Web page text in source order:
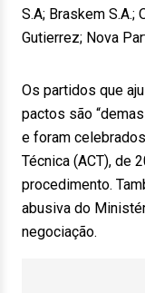
S.A; Braskem S.A.;
Gutierrez; Nova
Os partidos que
pactos são
e foram
Técnica (ACT), de
procedimento.
abusiva do
negociação.